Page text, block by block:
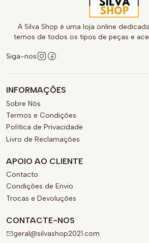
A Silva Shop é uma loja online
temos de todos os tipos de peças e
Siga-nos
INFORMAÇÕES
Sobre Nós
Termos e Condições
Política de Privacidade
Livro de Reclamações
APOIO AO CLIENTE
Contacto
Condições de Envio
Trocas e Devoluções
CONTACTE-NOS
geral@silvashop2021.com